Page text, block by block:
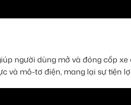
người dùng mở và đóng cốp
và mô-tơ điện, mang lại sự tiện